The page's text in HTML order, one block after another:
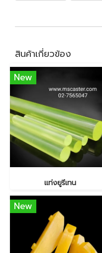
สินค้าเกี่ยวข้อง
New
แท่งยูรีเทน
New